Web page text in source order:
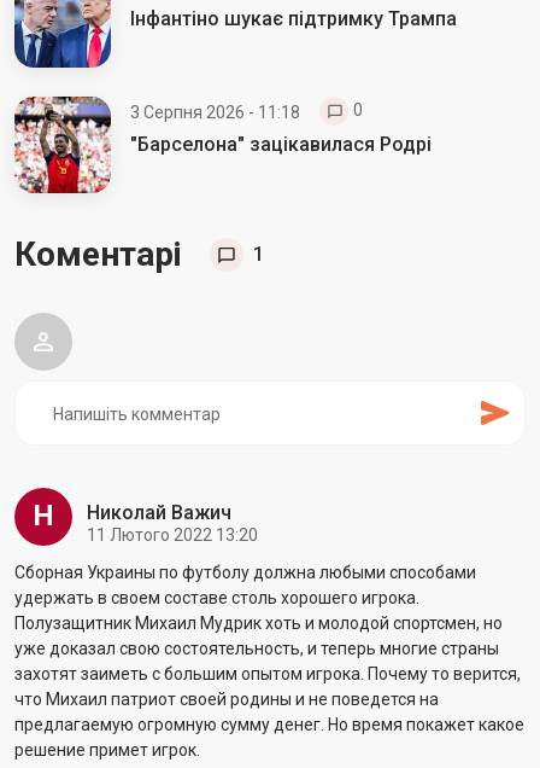
Інфантіно шукає підтримку Трампа
3 Серпня 2026 - 11:18 0
"Барселона" зацікавилася Родрі
Коментарі 1
Н Николай Важич
11 Лютого 2022 13:20
Сборная Украины по футболу должна любыми способами
удержать в своем составе столь хорошего игрока.
Полузащитник Михаил Мудрик хоть и молодой спортсмен, но
уже доказал свою состоятельность, и теперь многие страны
захотят заиметь с большим опытом игрока. Почему то верится,
что Михаил патриот своей родины и не поведется на
предлагаемую огромную сумму денег. Но время покажет какое
решение примет игрок.